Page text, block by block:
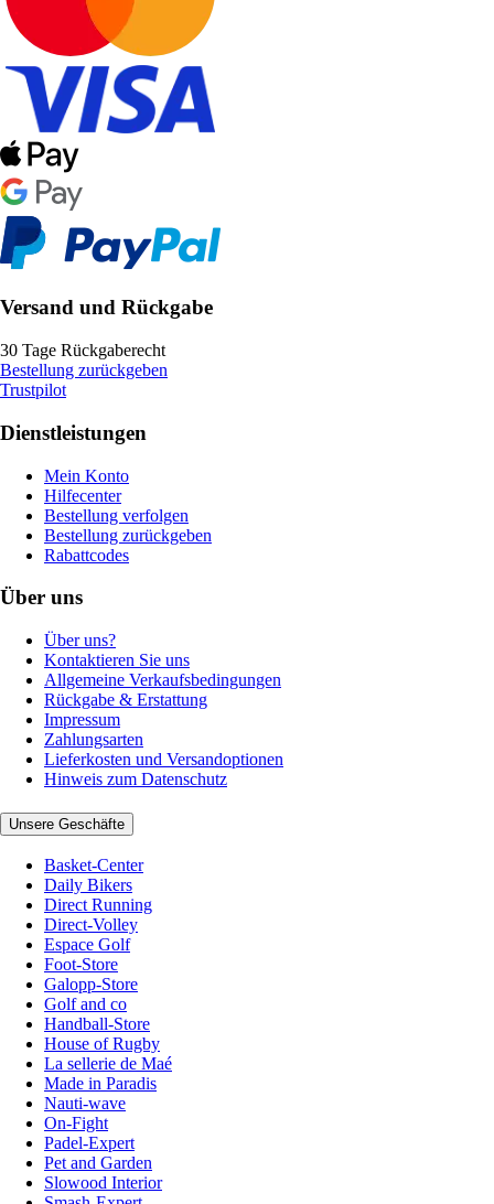
Versand und Rückgabe
30 Tage Rückgaberecht
Bestellung zurückgeben
Trustpilot
Dienstleistungen
Mein Konto
Hilfecenter
Bestellung verfolgen
Bestellung zurückgeben
Rabattcodes
Über uns
Über uns?
Kontaktieren Sie uns
Allgemeine Verkaufsbedingungen
Rückgabe & Erstattung
Impressum
Zahlungsarten
Lieferkosten und Versandoptionen
Hinweis zum Datenschutz
Unsere Geschäfte
Basket-Center
Daily Bikers
Direct Running
Direct-Volley
Espace Golf
Foot-Store
Galopp-Store
Golf and co
Handball-Store
House of Rugby
La sellerie de Maé
Made in Paradis
Nauti-wave
On-Fight
Padel-Expert
Pet and Garden
Slowood Interior